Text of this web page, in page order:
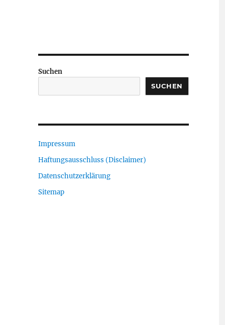
Suchen
SUCHEN
Impressum
Haftungsausschluss (Disclaimer)
Datenschutzerklärung
Sitemap